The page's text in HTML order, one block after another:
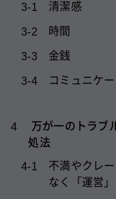
3-1 清潔感
3-2 時間
3-3 金銭
3-4 コミュニケ
4
万が一のトラブ
処法
4-1
不満やクレ
なく「運営